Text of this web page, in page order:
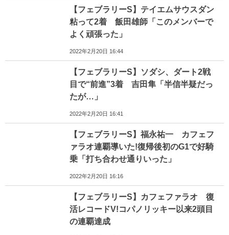
【フェブラリーS】テイエムサウスダン
粘って2着 飯田雄師「このメンバーで
よく頑張った」
2022年2月20日 16:44
【フェブラリーS】ソダシ、ダート2戦
目で“前進”3着 吉田隼「半信半疑だっ
たが…」
2022年2月20日 16:41
【フェブラリーS】福永祐一 カフェフ
ァラオ連覇導いた!復帰後初のG1で好騎
乗「打ち合わせ通りいった」
2022年2月20日 16:16
【フェブラリーS】カフェファラオ 復
活レコードV!コパノリッキー以来2頭目
の連覇達成